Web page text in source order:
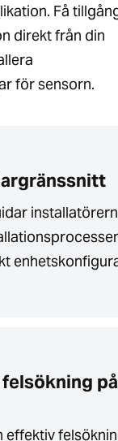
Få
direkt från din
för sensorn.
på
effektiv